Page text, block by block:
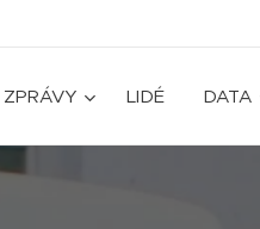
ZPRÁVY LIDÉ DATA